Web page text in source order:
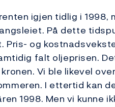
igjen tidlig i 1998,
På dette
Pris- og
falt oljeprisen.
Vi ble likevel
I ettertid kan
1998. Men vi kunne